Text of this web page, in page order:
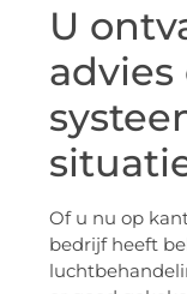
U
Of u nu op
bedrijf heeft